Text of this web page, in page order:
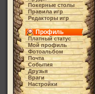
Покерные столы
Правила игр
Редакторы игр
Профиль
Платный статус
Мой профиль
Фотоальбом
Почта
События
Друзья
Враги
Настройки